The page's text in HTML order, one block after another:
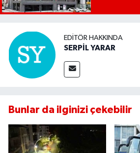
EDITÖR HAKKINDA
SERPİL YARAR
Bunlar da ilginizi çekebilir